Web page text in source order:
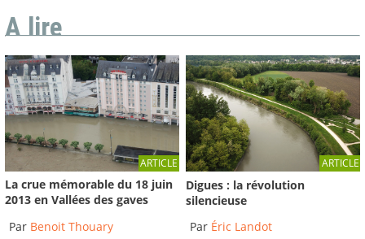
A lire
ARTICLE
La crue mémorable du 18 juin
2013 en Vallées des gaves
Par Benoit Thouary
ARTICLE
Digues : la révolution
silencieuse
Par Éric Landot